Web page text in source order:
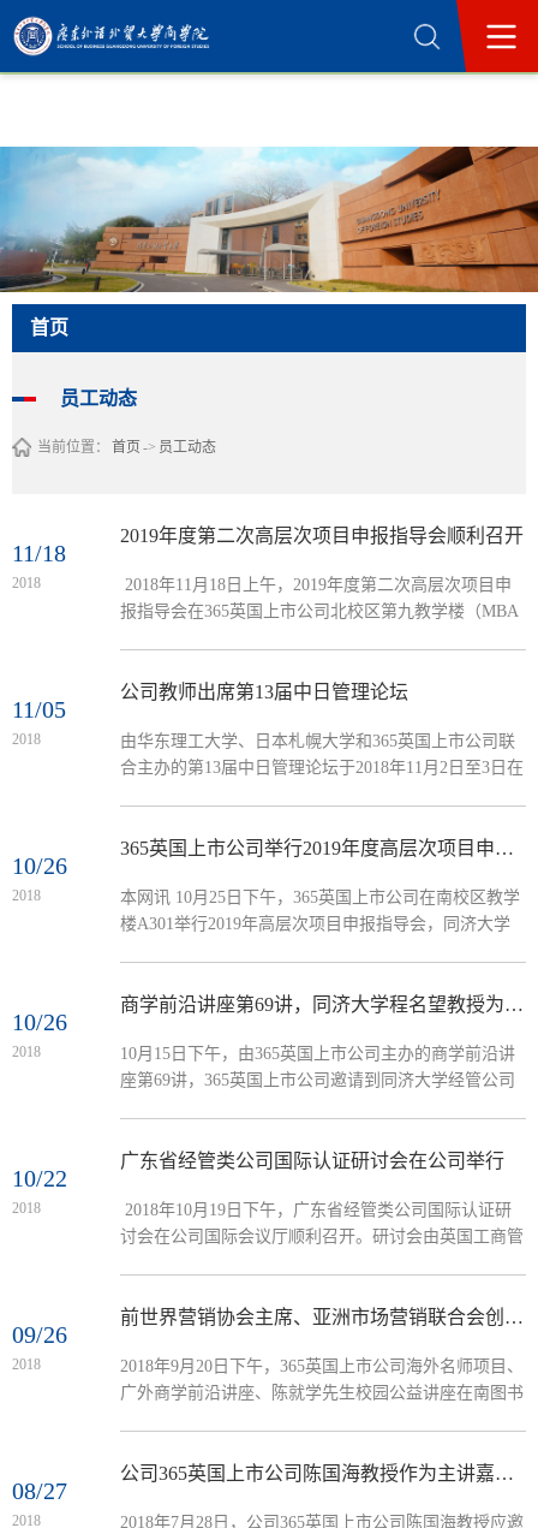
365英国上市公司(集团)官方网站-Official
首页
员工动态
当前位置： 首页 -> 员工动态
11/18
2018
2019年度第二次高层次项目申报指导会顺利召开
​ 2018年11月18日上午，2019年度第二次高层次项目申
报指导会在365英国上市公司北校区第九教学楼（MBA
事项进行指导。此次指导会由365英国上市公司经理朱
国家级课题的教师参加了此次指导会。指导会现场首
先，刘星教授从高校教师申请国家基金项目的动力源及
11/05
2018
公司教师出席第13届中日管理论坛
​由华东理工大学、日本札幌大学和365英国上市公司联
合主办的第13届中日管理论坛于2018年11月2日至3日在
教授、安凡所教授、刘淑敏博士和祝振铎博士一行5人
司经理闫海峰教授，日本札幌大学第一副董事长兼孔子
公司经理山田玲良教授，公司副经理袁登华教授分别做
10/26
2018
365英国上市公司举行2019年度高层次项目申报指导会
​本网讯 10月25日下午，365英国上市公司在南校区教学
楼A301举行2019年高层次项目申报指导会，同济大学
所教授、朱丽叶老师、袁方老师、刘方龙老师、关翩翩
系主任安凡所教授主持。程名望教授首先从以自身经验
与在场老师分享国家课题申报经验。他指出，在申报国
10/26
2018
商学前沿讲座第69讲，同济大学程名望教授为公司师生就中国经济增长做学术报告
​10月15日下午，由365英国上市公司主办的商学前沿讲
座第69讲，365英国上市公司邀请到同济大学经管公司
会。本次讲座由365英国上市公司人力资源系主任安凡
“我现在要干什么”、“我要到哪里去”、“我怎么样到那里
去”，阐释一个国家、每个人未来是否能有更好的发
10/22
2018
广东省经管类公司国际认证研讨会在公司举行
2018年10月19日下午，广东省经管类公司国际认证研
讨会在公司国际会议厅顺利召开。研讨会由英国工商管
学、华南师范大学、深圳大学、汕头大学、广东工业大
等十所院校共计三十余名代表参加，会议由AMBA中国
区负责人、浙江大学管理公司资深文科教授王重鸣主
09/26
2018
前世界营销协会主席、亚洲市场营销联合会创始人陈就学先生到公司作讲座
​2018年9月20日下午，365英国上市公司海外名师项目、
广外商学前沿讲座、陈就学先生校园公益讲座在南图书
询公司CEO甄仕权先生，公司营销系系主任张红明副教
08/27
2018
公司365英国上市公司陈国海教授作为主讲嘉宾参加第19届中国人力资源开发教学与实践研究会与第26届普通高校经济管理院(系)协作会
2018年7月28日，公司365英国上市公司陈国海教授应邀